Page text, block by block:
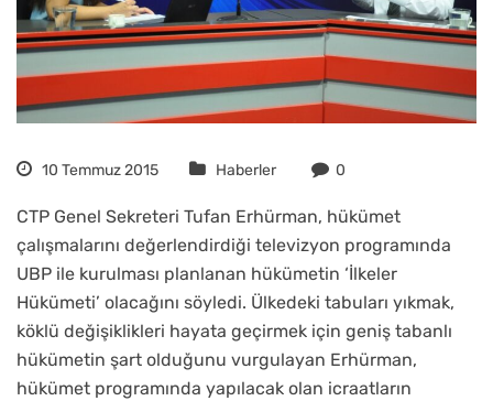
10 Temmuz 2015 Haberler 0
CTP Genel Sekreteri Tufan Erhürman, hükümet
çalışmalarını değerlendirdiği televizyon programında
UBP ile kurulması planlanan hükümetin ‘İlkeler
Hükümeti’ olacağını söyledi. Ülkedeki tabuları yıkmak,
köklü değişiklikleri hayata geçirmek için geniş tabanlı
hükümetin şart olduğunu vurgulayan Erhürman,
hükümet programında yapılacak olan icraatların